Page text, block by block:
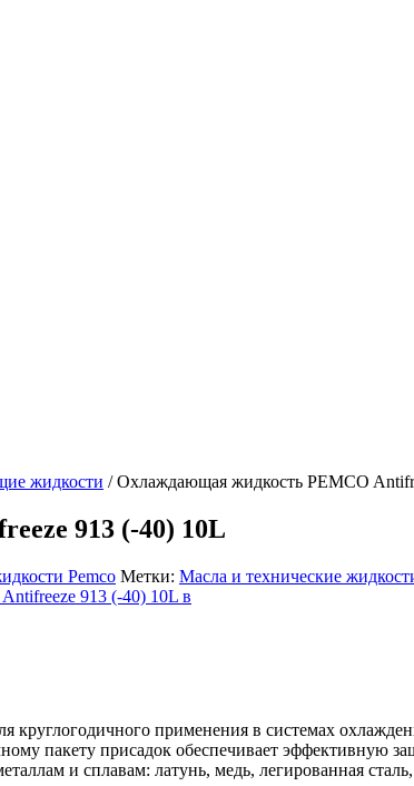
жидкости /Охлаждающая жидкость PEMCO
913 (-40) 10L
Pemco Метки: Масла и технические
применения в системах
пакету присадок обеспечивает эффективную
и сплавам: латунь, медь, легированная